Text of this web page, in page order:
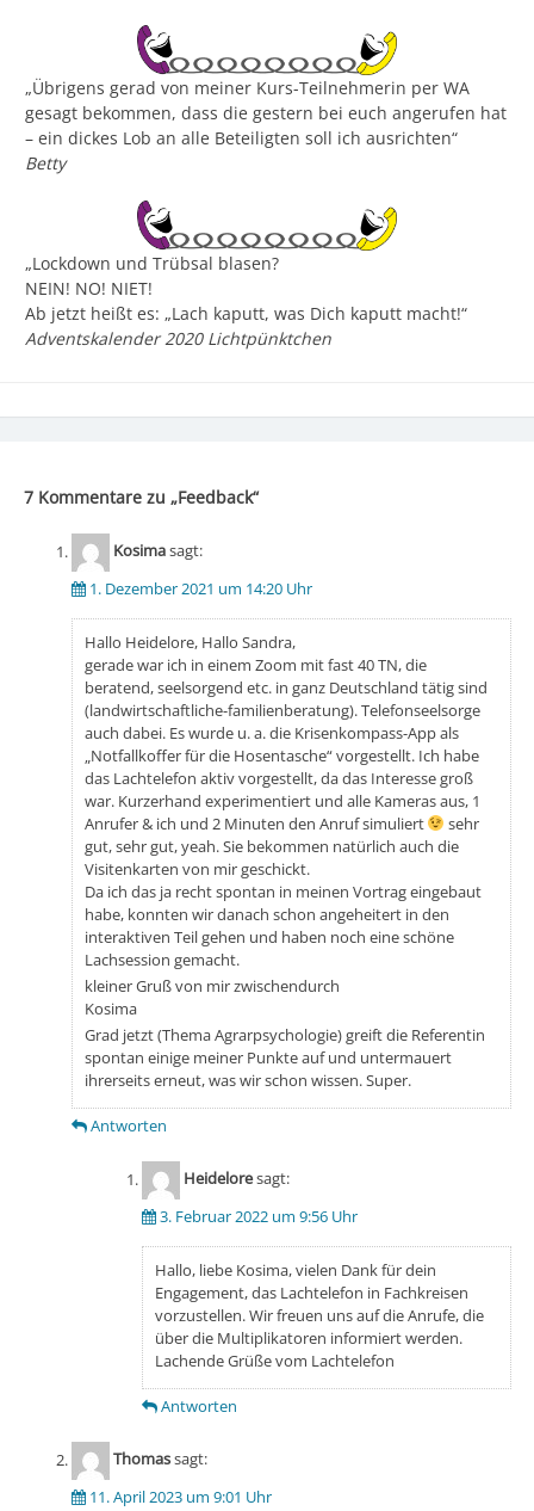
„Übrigens gerad von meiner Kurs-Teilnehmerin per WA
gesagt bekommen, dass die gestern bei euch angerufen hat
– ein dickes Lob an alle Beteiligten soll ich ausrichten“
Betty
„Lockdown und Trübsal blasen?
NEIN! NO! NIET!
Ab jetzt heißt es: „Lach kaputt, was Dich kaputt macht!“
Adventskalender 2020 Lichtpünktchen
7 Kommentare zu „Feedback“
Kosimasagt:
1. Dezember 2021 um 14:20 Uhr
Hallo Heidelore, Hallo Sandra,
gerade war ich in einem Zoom mit fast 40 TN, die
beratend, seelsorgend etc. in ganz Deutschland tätig sind
(landwirtschaftliche-familienberatung). Telefonseelsorge
auch dabei. Es wurde u. a. die Krisenkompass-App als
„Notfallkoffer für die Hosentasche“ vorgestellt. Ich habe
das Lachtelefon aktiv vorgestellt, da das Interesse groß
war. Kurzerhand experimentiert und alle Kameras aus, 1
Anrufer & ich und 2 Minuten den Anruf simuliert
sehr
gut, sehr gut, yeah. Sie bekommen natürlich auch die
Visitenkarten von mir geschickt.
Da ich das ja recht spontan in meinen Vortrag eingebaut
habe, konnten wir danach schon angeheitert in den
interaktiven Teil gehen und haben noch eine schöne
Lachsession gemacht.
kleiner Gruß von mir zwischendurch
Kosima
Grad jetzt (Thema Agrarpsychologie) greift die Referentin
spontan einige meiner Punkte auf und untermauert
ihrerseits erneut, was wir schon wissen. Super.
Antworten
Heideloresagt:
3. Februar 2022 um 9:56 Uhr
Hallo, liebe Kosima, vielen Dank für dein
Engagement, das Lachtelefon in Fachkreisen
vorzustellen. Wir freuen uns auf die Anrufe, die
über die Multiplikatoren informiert werden.
Lachende Grüße vom Lachtelefon
Antworten
Thomassagt:
11. April 2023 um 9:01 Uhr